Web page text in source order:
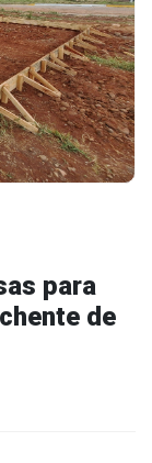
para
de